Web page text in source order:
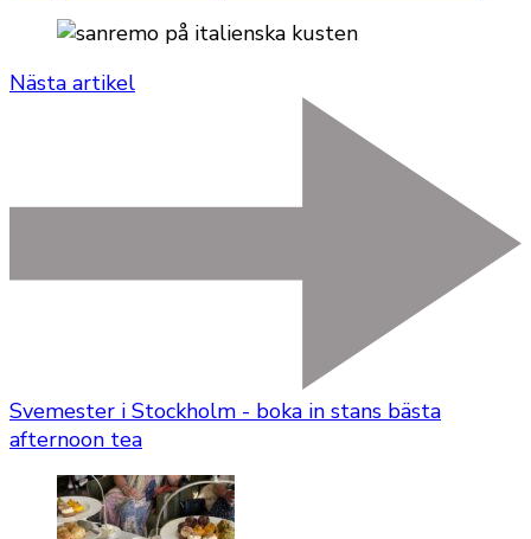
Nästa artikel
Svemester i Stockholm - boka in stans bästa
afternoon tea